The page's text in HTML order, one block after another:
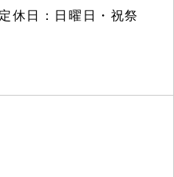
休日：日曜日・祝祭